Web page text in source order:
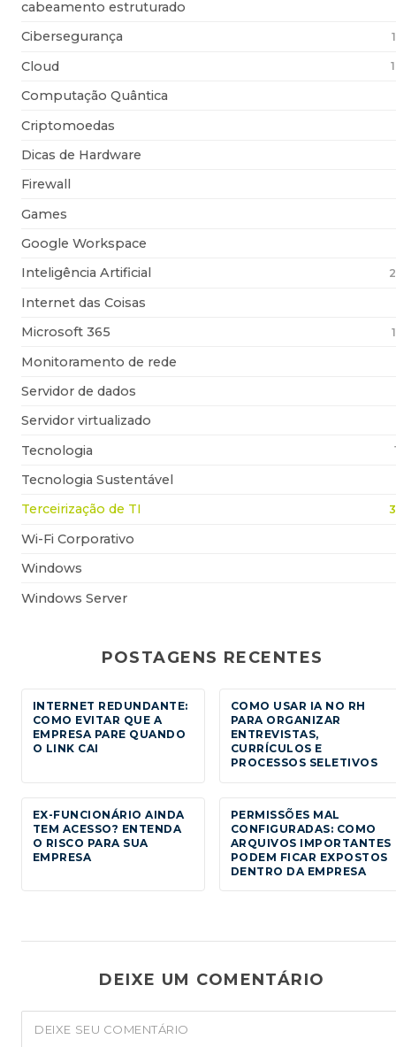
cabeamento estruturado
Cibersegurança
Cloud
Computação Quântica
Criptomoedas
Dicas de Hardware
Firewall
Games
Google Workspace
Inteligência Artificial
Internet das Coisas
Microsoft 365
Monitoramento de rede
Servidor de dados
Servidor virtualizado
Tecnologia
Tecnologia Sustentável
Terceirização de TI
Wi-Fi Corporativo
Windows
Windows Server
POSTAGENS RECENTES
INTERNET REDUNDANTE:
COMO EVITAR QUE A
EMPRESA PARE QUANDO
O LINK CAI
COMO USAR IA NO RH
PARA ORGANIZAR
ENTREVISTAS,
CURRÍCULOS E
PROCESSOS SELETIVOS
EX-FUNCIONÁRIO AINDA
TEM ACESSO? ENTENDA
O RISCO PARA SUA
EMPRESA
PERMISSÕES MAL
CONFIGURADAS: COMO
ARQUIVOS IMPORTANTES
PODEM FICAR EXPOSTOS
DENTRO DA EMPRESA
DEIXE UM COMENTÁRIO